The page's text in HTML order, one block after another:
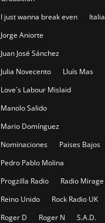
I just wanna break even
Italia
Jorge Aniorte
Juan José Sánchez
Julia Novecento
Lluís Mas
Love´s Labour Mislaid
Manolo Salido
Mario Domínguez
Nominaciones
Paises Bajos
Pedro Pablo Molina
Progzilla Radio
Radio Mirage
Reino Unido
Rock Radio UK
Roger D
Roger N
S.A.D.